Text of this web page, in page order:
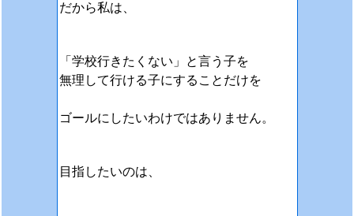
だから私は、
「学校行きたくない」と言う子を
無理して行ける子にすることだけを
ゴールにしたいわけではありません。
目指したいのは、